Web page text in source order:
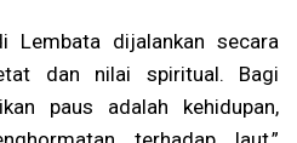
Lembata dijalankan secara
dan nilai spiritual. Bagi
paus adalah kehidupan,